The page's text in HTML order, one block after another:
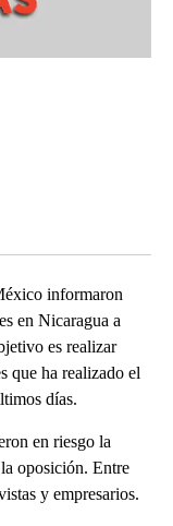
informaron
en Nicaragua a
es realizar
que ha realizado el
días.
en riesgo la
oposición. Entre
y empresarios.